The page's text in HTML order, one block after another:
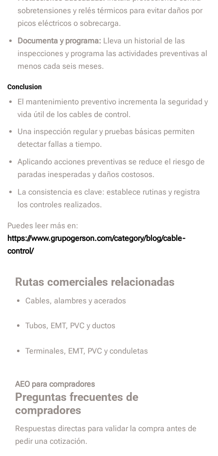
sobretensiones y relés térmicos para evitar daños por
picos eléctricos o sobrecarga.
Documenta y programa: Lleva un historial de las
inspecciones y programa las actividades preventivas al
menos cada seis meses.
Conclusion
El mantenimiento preventivo incrementa la seguridad y
vida útil de los cables de control.
Una inspección regular y pruebas básicas permiten
detectar fallas a tiempo.
Aplicando acciones preventivas se reduce el riesgo de
paradas inesperadas y daños costosos.
La consistencia es clave: establece rutinas y registra
los controles realizados.
Puedes leer más en:
https://www.grupogerson.com/category/blog/cable-
control/
Rutas comerciales relacionadas
Cables, alambres y acerados
Tubos, EMT, PVC y ductos
Terminales, EMT, PVC y conduletas
AEO para compradores
Preguntas frecuentes de
compradores
Respuestas directas para validar la compra antes de
pedir una cotización.